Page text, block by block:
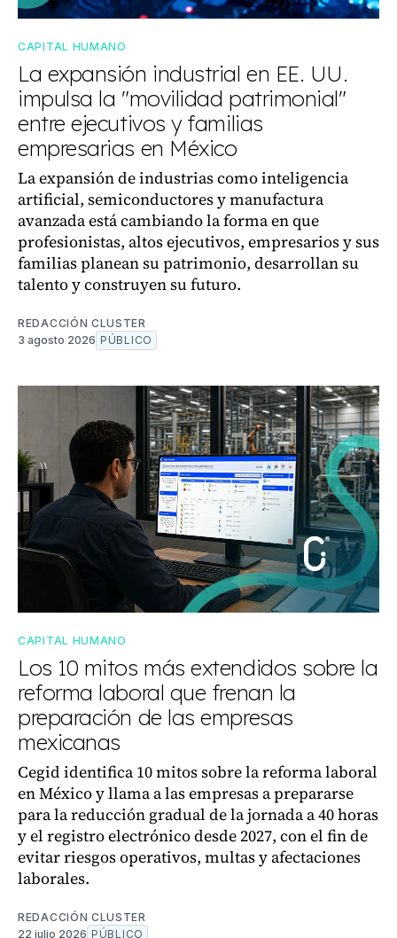
CAPITAL HUMANO
La expansión industrial en EE. UU.
impulsa la "movilidad patrimonial"
entre ejecutivos y familias
empresarias en México
La expansión de industrias como inteligencia
artificial, semiconductores y manufactura
avanzada está cambiando la forma en que
profesionistas, altos ejecutivos, empresarios y sus
familias planean su patrimonio, desarrollan su
talento y construyen su futuro.
REDACCIÓN CLUSTER
3 agosto 2026 PÚBLICO
CAPITAL HUMANO
Los 10 mitos más extendidos sobre la
reforma laboral que frenan la
preparación de las empresas
mexicanas
Cegid identifica 10 mitos sobre la reforma laboral
en México y llama a las empresas a prepararse
para la reducción gradual de la jornada a 40 horas
y el registro electrónico desde 2027, con el fin de
evitar riesgos operativos, multas y afectaciones
laborales.
REDACCIÓN CLUSTER
22 julio 2026 PÚBLICO